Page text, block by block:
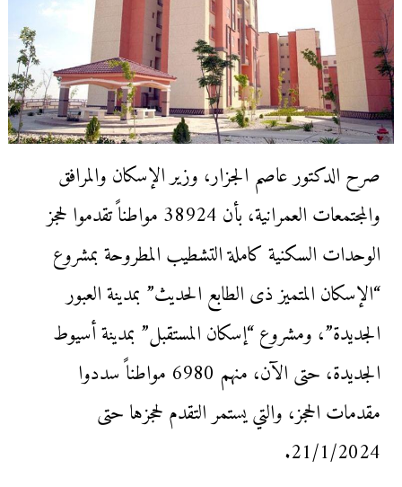
صرح الدكتور عاصم الجزار، وزير الإسكان والمرافق
والمجتمعات العمرانية، بأن 38924 مواطناً تقدموا لحجز
الوحدات السكنية كاملة التشطيب المطروحة بمشروع
“الإسكان المتميز ذى الطابع الحديث” بمدينة العبور
الجديدة”، ومشروع “إسكان المستقبل” بمدينة أسيوط
الجديدة، حتى الآن، منهم 6980 مواطناً سددوا
مقدمات الحجز، والتي يستمر التقدم لحجزها حتى
21/1/2024.